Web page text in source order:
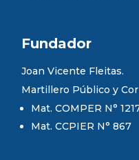
Fundador
Joan Vicente Fleitas.
Martillero Público y
Mat. COMPER N°
Mat. CCPIER N° 867